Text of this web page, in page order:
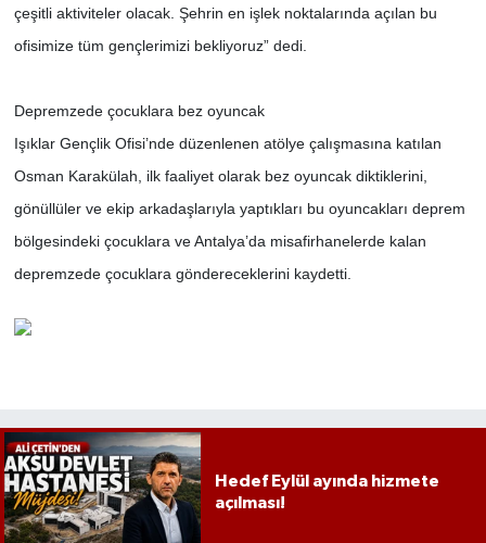
çeşitli aktiviteler olacak. Şehrin en işlek noktalarında açılan bu
ofisimize tüm gençlerimizi bekliyoruz” dedi.
Depremzede çocuklara bez oyuncak
Işıklar Gençlik Ofisi’nde düzenlenen atölye çalışmasına katılan
Osman Karakülah, ilk faaliyet olarak bez oyuncak diktiklerini,
gönüllüler ve ekip arkadaşlarıyla yaptıkları bu oyuncakları deprem
bölgesindeki çocuklara ve Antalya’da misafirhanelerde kalan
depremzede çocuklara göndereceklerini kaydetti.
Hedef Eylül ayında hizmete
açılması!